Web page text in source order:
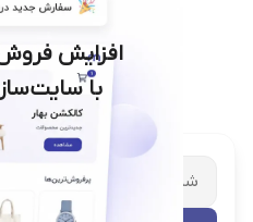
افزایش
با
شریک تجاری ترب